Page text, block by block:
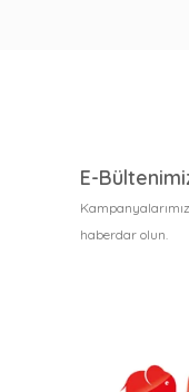
E-
haberdar olun.